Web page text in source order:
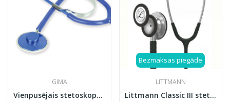
GIMA
Vienpusējais stetoskops GIMA Trad 51002 (zils)
Bezmaksas piegāde
LITTMANN
Littmann Classic III stetoskops, melns (Black),...